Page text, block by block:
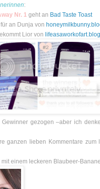
:
Nr. 1 geht an Bad Taste Toast
für an Dunja von
Lior von
gezogen –aber ich
ganzen lieben Kommentare zum
einem leckeren Blaubeer-